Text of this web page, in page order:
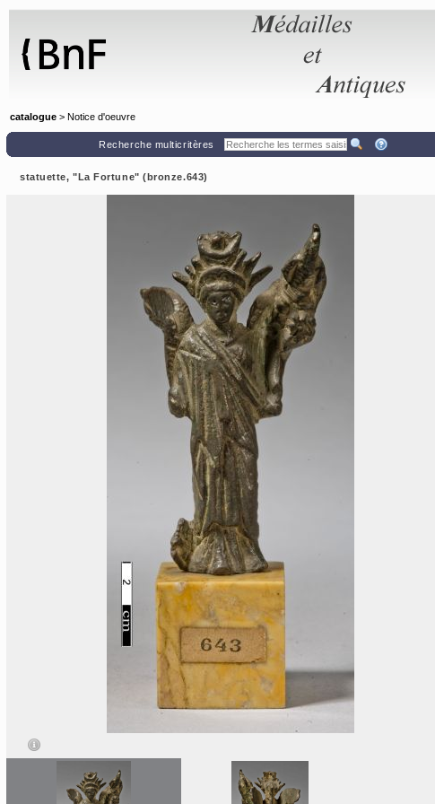
catalogue > Notice d'oeuvre
Recherche multicritères
statuette, "La Fortune" (bronze.643)